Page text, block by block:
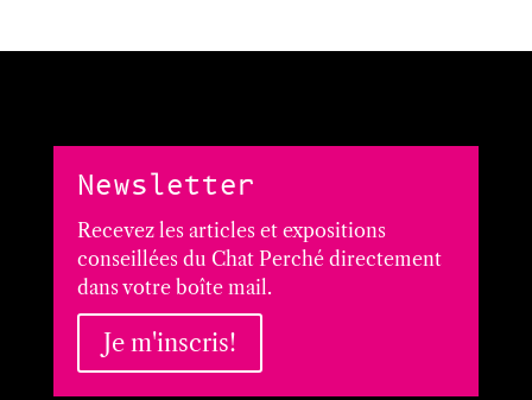
Newsletter
Recevez les articles et expositions
conseillées du Chat Perché directement
dans votre boîte mail.
Je m'inscris!